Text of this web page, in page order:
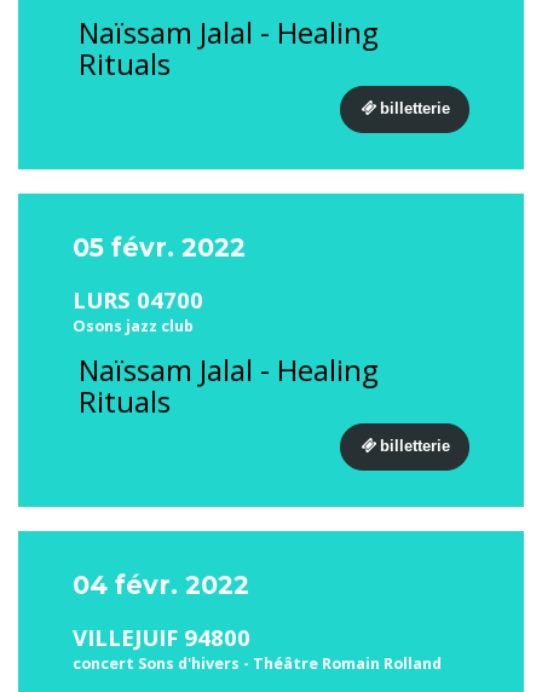
Naïssam Jalal - Healing
Rituals
billetterie
05 févr. 2022
LURS 04700
Osons jazz club
Naïssam Jalal - Healing
Rituals
billetterie
04 févr. 2022
VILLEJUIF 94800
concert Sons d'hivers - Théâtre Romain Rolland